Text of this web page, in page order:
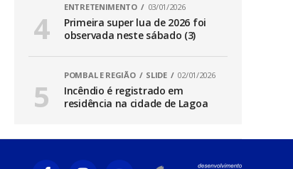
ENTRETENIMENTO 03/01/2026
Primeira super lua de 2026 foi
observada neste sábado (3)
POMBAL E REGIÃO SLIDE 02/01/2026
Incêndio é registrado em
residência na cidade de Lagoa